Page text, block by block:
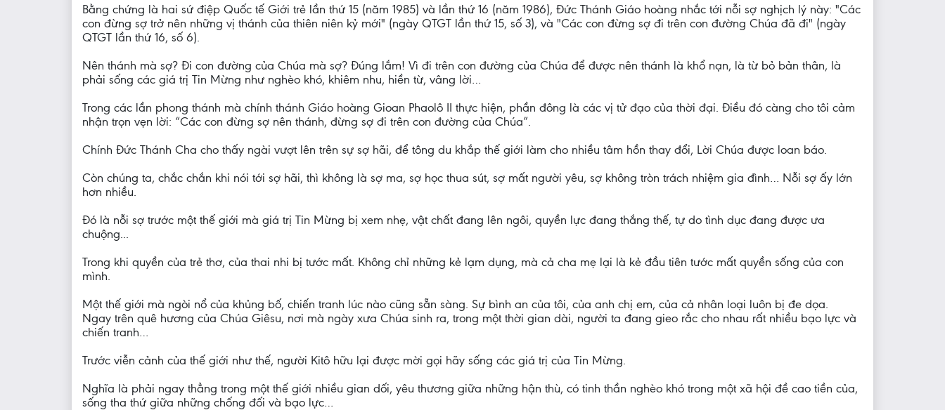
Bằng chứng là hai sứ điệp Quốc tế Giới trẻ lần thứ 15 (năm 1985) và lần thứ 16 (năm 1986), Đức Thánh Giáo hoàng nhắc tới nỗi sợ nghịch lý này: "Các
con đừng sợ trở nên những vị thánh của thiên niên kỷ mới" (ngày QTGT lần thứ 15, số 3), và "Các con đừng sợ đi trên con đường Chúa đã đi" (ngày
QTGT lần thứ 16, số 6).
Nên thánh mà sợ? Đi con đường của Chúa mà sợ? Đúng lắm! Vì đi trên con đường của Chúa để được nên thánh là khổ nạn, là từ bỏ bản thân, là
phải sống các giá trị Tin Mừng như nghèo khó, khiêm nhu, hiền từ, vâng lời…
Trong các lần phong thánh mà chính thánh Giáo hoàng Gioan Phaolô II thực hiện, phần đông là các vị tử đạo của thời đại. Điều đó càng cho tôi cảm
nhận trọn vẹn lời: “Các con đừng sợ nên thánh, đừng sợ đi trên con đường của Chúa”.
Chính Đức Thánh Cha cho thấy ngài vượt lên trên sự sợ hãi, để tông du khắp thế giới làm cho nhiều tâm hồn thay đổi, Lời Chúa được loan báo.
Còn chúng ta, chắc chắn khi nói tới sợ hãi, thì không là sợ ma, sợ học thua sút, sợ mất người yêu, sợ không tròn trách nhiệm gia đình… Nỗi sợ ấy lớn
hơn nhiều.
Đó là nỗi sợ trước một thế giới mà giá trị Tin Mừng bị xem nhẹ, vật chất đang lên ngôi, quyền lực đang thắng thế, tự do tình dục đang được ưa
chuộng...
Trong khi quyền của trẻ thơ, của thai nhi bị tước mất. Không chỉ những kẻ lạm dụng, mà cả cha mẹ lại là kẻ đầu tiên tước mất quyền sống của con
mình.
Một thế giới mà ngòi nổ của khủng bố, chiến tranh lúc nào cũng sẵn sàng. Sự bình an của tôi, của anh chị em, của cả nhân loại luôn bị đe dọa.
Ngay trên quê hương của Chúa Giêsu, nơi mà ngày xưa Chúa sinh ra, trong một thời gian dài, người ta đang gieo rắc cho nhau rất nhiều bạo lực và
chiến tranh…
Trước viễn cảnh của thế giới như thế, người Kitô hữu lại được mời gọi hãy sống các giá trị của Tin Mừng.
Nghĩa là phải ngay thẳng trong một thế giới nhiều gian dối, yêu thương giữa những hận thù, có tinh thần nghèo khó trong một xã hội đề cao tiền của,
sống tha thứ giữa những chống đối và bạo lực…